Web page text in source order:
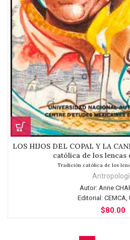
LOS HIJOS DEL COPAL Y LA
católica de los lencas
Tradición católica de los
Autor:Anne
Editorial: CEMCA,
$80.00